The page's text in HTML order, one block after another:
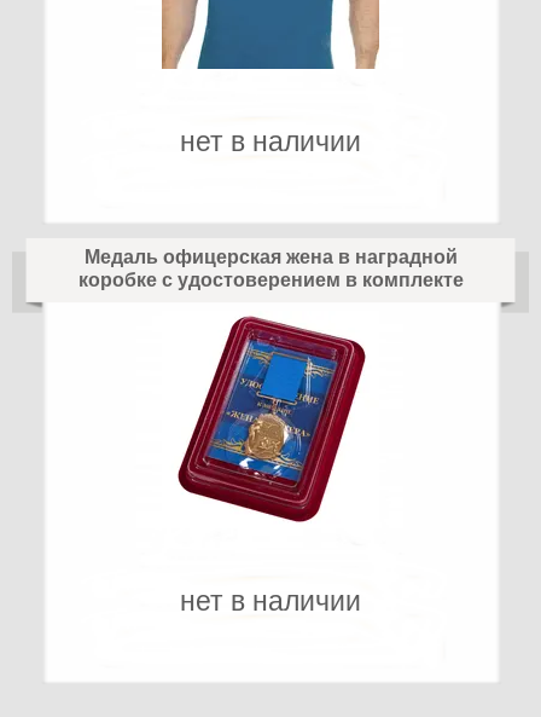
нет в наличии
Медаль офицерская жена в наградной
коробке с удостоверением в комплекте
нет в наличии